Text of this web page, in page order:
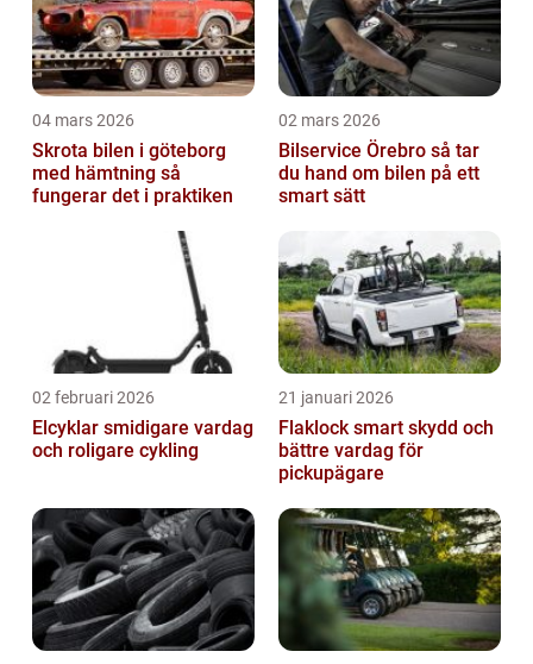
04 mars 2026
Skrota bilen i göteborg
med hämtning så
fungerar det i praktiken
02 mars 2026
Bilservice Örebro så tar
du hand om bilen på ett
smart sätt
02 februari 2026
Elcyklar smidigare vardag
och roligare cykling
21 januari 2026
Flaklock smart skydd och
bättre vardag för
pickupägare